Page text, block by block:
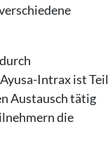
Intrax ist Teil
Austausch tätig
die